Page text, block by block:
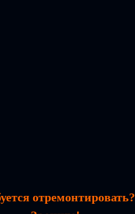
отремонтировать?